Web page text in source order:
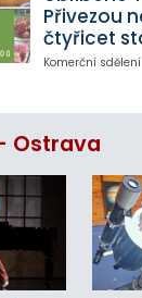
Přivezou
čtyřicet
Komerční sdělení
Ostrava